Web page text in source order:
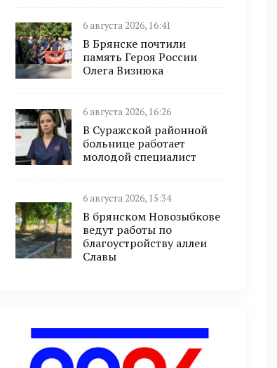
6 августа 2026, 16:41
В Брянске почтили
память Героя России
Олега Визнюка
6 августа 2026, 16:26
В Суражской районной
больнице работает
молодой специалист
6 августа 2026, 15:34
В брянском Новозыбкове
ведут работы по
благоустройству аллеи
Славы